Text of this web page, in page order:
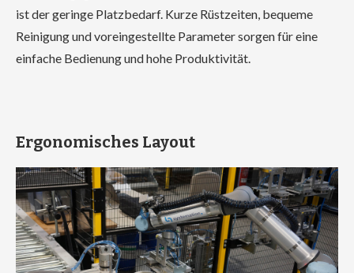
ist der geringe Platzbedarf. Kurze Rüstzeiten, bequeme
Reinigung und voreingestellte Parameter sorgen für eine
einfache Bedienung und hohe Produktivität.
Ergonomisches Layout